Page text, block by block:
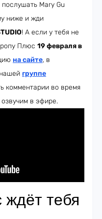
Mary Gu
ниже и жди
! А если у тебя не
Плюс 19 февраля в
на сайте, в
группе
комментарии во время
в эфире.